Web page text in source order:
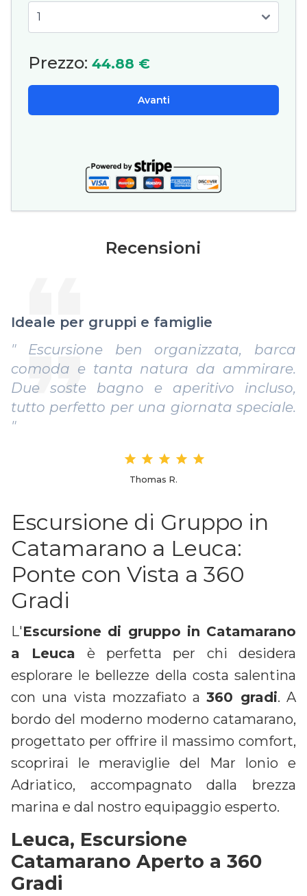
Prezzo: 44.88 €
Avanti
Recensioni
Ideale per gruppi e famiglie
" Escursione ben organizzata, barca
comoda e tanta natura da ammirare.
Due soste bagno e aperitivo incluso,
tutto perfetto per una giornata speciale.
"
Thomas R.
Escursione di Gruppo in
Catamarano a Leuca:
Ponte con Vista a 360
Gradi
L'Escursione di gruppo in Catamarano
a Leuca è perfetta per chi desidera
esplorare le bellezze della costa salentina
con una vista mozzafiato a360 gradi. A
bordo del moderno moderno catamarano,
progettato per offrire il massimo comfort,
scoprirai le meraviglie del Mar Ionio e
Adriatico, accompagnato dalla brezza
marina e dal nostro equipaggio esperto.
Leuca, Escursione
Catamarano Aperto a 360
Gradi